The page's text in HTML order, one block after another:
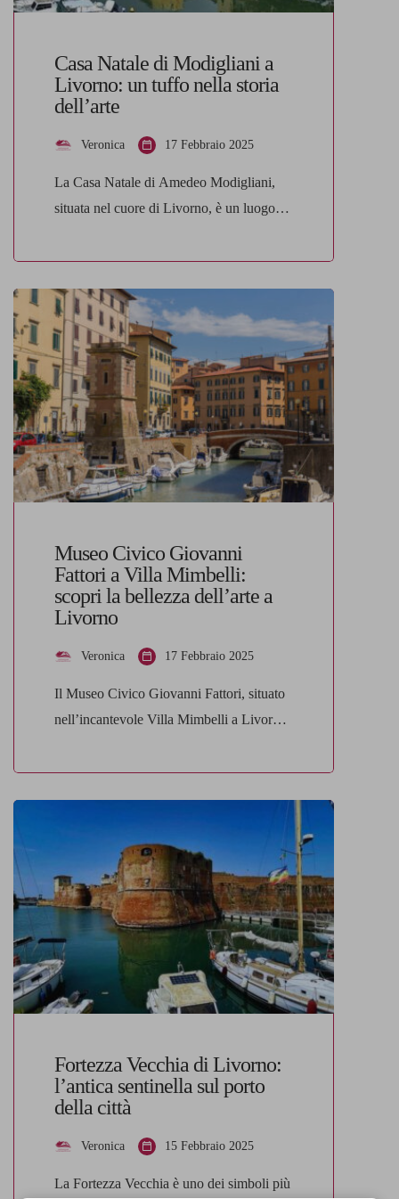
Casa Natale di Modigliani a
Livorno: un tuffo nella storia
dell’arte
Veronica 17 Febbraio 2025
La Casa Natale di Amedeo Modigliani,
situata nel cuore di Livorno, è un luogo
dell’arte. Qui, infatti, il celebre pittore e
scultore è nato il 12 luglio 1884, lasciando
un’eredità artistica che ancora oggi
affascina il mondo intero. Visitare questo
luogo vuol dire immergersi nella storia di
uno […]
Museo Civico Giovanni
Fattori a Villa Mimbelli:
scopri la bellezza dell’arte a
Livorno
Veronica 17 Febbraio 2025
Il Museo Civico Giovanni Fattori, situato
nell’incantevole Villa Mimbelli a Livorno,
della città. Questo museo rappresenta un
punto di riferimento per gli amanti
opere dell’Ottocento e Novecento, con
particolare attenzione ai Macchiaioli e alla
pittura toscana. Storia di Villa Mimbelli
Villa Mimbelli, costruita […]
Fortezza Vecchia di Livorno:
l’antica sentinella sul porto
della città
Veronica 15 Febbraio 2025
La Fortezza Vecchia è uno dei simboli più